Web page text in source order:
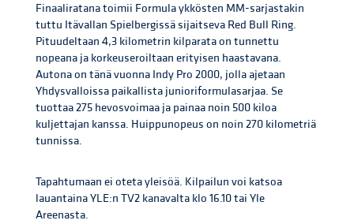
Finaaliratana toimii Formula ykkösten MM-sarjastakin
tuttu Itävallan Spielbergissä sijaitseva Red Bull Ring.
Pituudeltaan 4,3 kilometrin kilparata on tunnettu
nopeana ja korkeuseroiltaan erityisen haastavana.
Autona on tänä vuonna Indy Pro 2000, jolla ajetaan
Yhdysvalloissa paikallista junioriformulasarjaa. Se
tuottaa 275 hevosvoimaa ja painaa noin 500 kiloa
kuljettajan kanssa. Huippunopeus on noin 270 kilometriä
tunnissa.
Tapahtumaan ei oteta yleisöä. Kilpailun voi katsoa
lauantaina YLE:n TV2 kanavalta klo 16.10 tai Yle
Areenasta.